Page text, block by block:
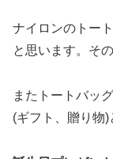
ナイロンのトー
と思います。そ
またトートバッ
(ギフト、贈り物)